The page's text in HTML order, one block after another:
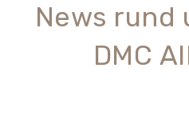
News rund
DMC